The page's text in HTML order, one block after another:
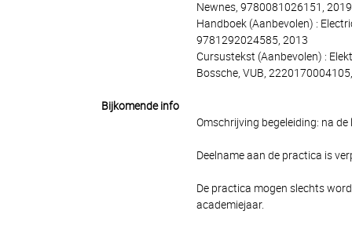
Newnes, 9780081026151, 2019
Handboek (Aanbevolen) :
9781292024585, 2013
Cursustekst (Aanbevolen) :
Bossche, VUB,
Bijkomende info
Omschrijving begeleiding: na
Deelname aan de practica is
De practica mogen slechts
academiejaar.